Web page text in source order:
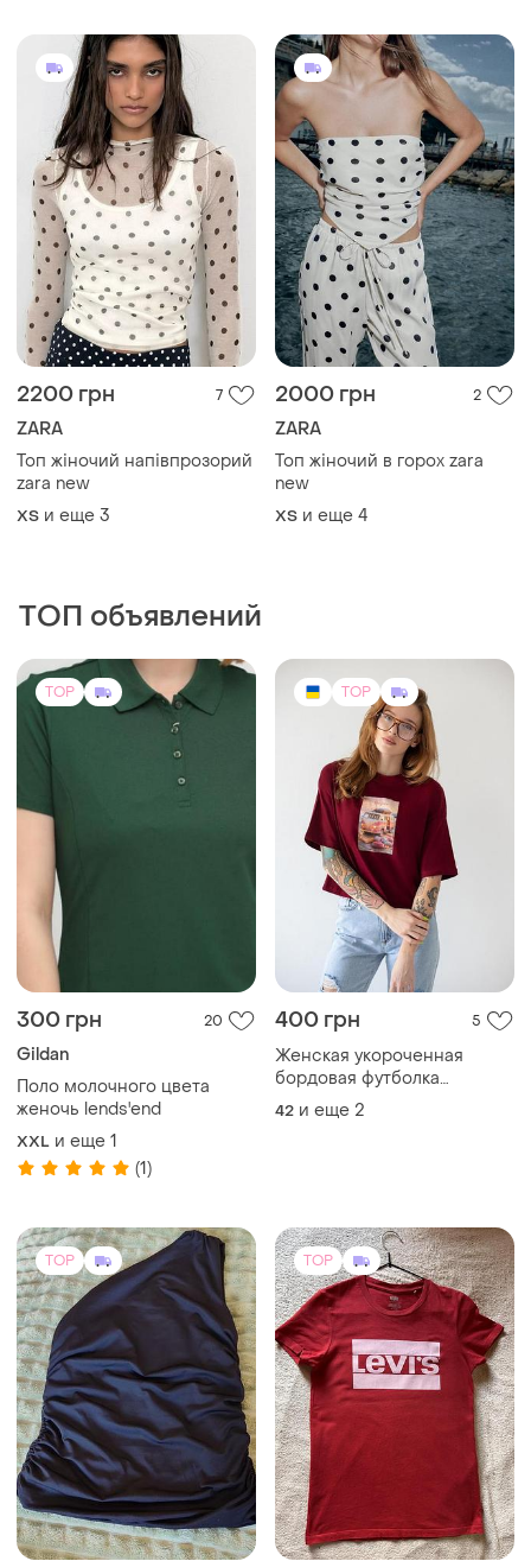
2200 грн 7
ZARA
Топ жіночий напівпрозорий
zara new
ХS и еще 3
2000 грн 2
ZARA
Топ жіночий в горох zara
new
ХS и еще 4
ТОП объявлений
TOP
300 грн 20
Gildan
Поло молочного цвета
женочь lends'end
XXL и еще 1
(1)
TOP
400 грн 5
Женская укороченная
бордовая футболка
свободного кроя
42 и еще 2
TOP TOP